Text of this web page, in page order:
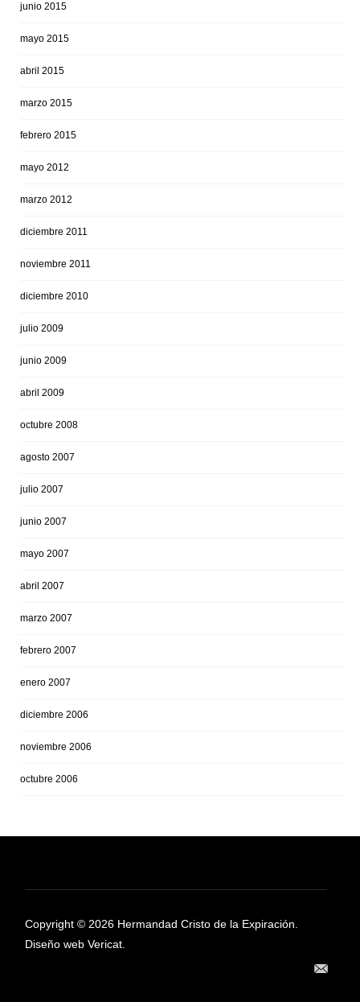
junio 2015
mayo 2015
abril 2015
marzo 2015
febrero 2015
mayo 2012
marzo 2012
diciembre 2011
noviembre 2011
diciembre 2010
julio 2009
junio 2009
abril 2009
octubre 2008
agosto 2007
julio 2007
junio 2007
mayo 2007
abril 2007
marzo 2007
febrero 2007
enero 2007
diciembre 2006
noviembre 2006
octubre 2006
Copyright © 2026 Hermandad Cristo de la Expiración.
Diseño web Vericat.